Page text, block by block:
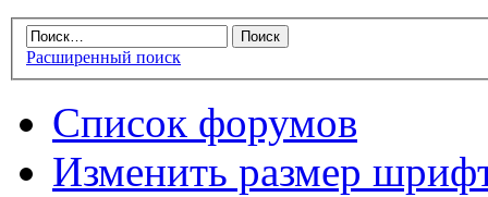
Расширенный поиск
Список форумов
Изменить размер